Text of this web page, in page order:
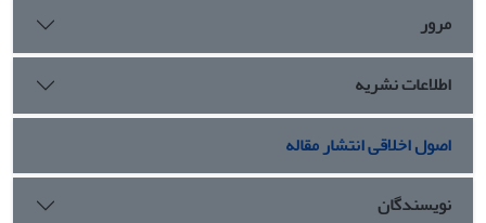
مرور
اطلاعات نشریه
اصول اخلاقی انتشار مقاله
نویسندگان